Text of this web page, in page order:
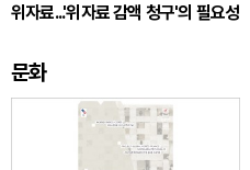
위자료...'위자료 감액 청구'의 필요성
문화